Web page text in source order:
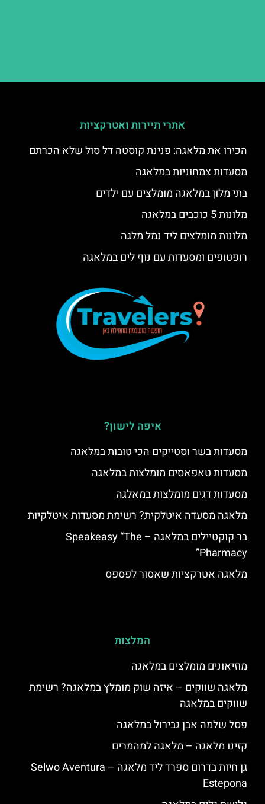
אתרי תיירות ואטרקציות
הכירו את מלאגה: פנינת קוסטה דל סול שלא הכרתם
מסעדות צמחוניות במלאגה
בתי מלון במלאגה מומלצים עם ילדים
מלונות 5 כוכבים במלאגה
מלונות מומלצים ליד נמל מלגה
רופטופים ומסעדות עם נוף לים במלאגה
איפה לישון?
מסעדות בשר וסטייקים הכי טובות במלאגה
מסעדות טאפאסים מומלצות במלאגה
מסעדות דגים מומלצות במאלגה
מלאגה מסעדה איטלקית? רשימת מסעדות איטלקיות
בר קוקטיילים במלאגה – Speakeasy “The
Pharmacy”
מלאגה אטרקציות שאסור לפספס
המלצות
מוזיאונים מומלצים במלאגה
מלאגה שווקים – איזה שוק מומלץ במלאגה? רשימת
שווקים במלאגה
פסל שלמה אבן גבירול במלאגה
קזינו מלאגה – מלאגה למהמרים
גן חיות בדרום ספרד ליד מלאגה – Selwo Aventura
Estepona